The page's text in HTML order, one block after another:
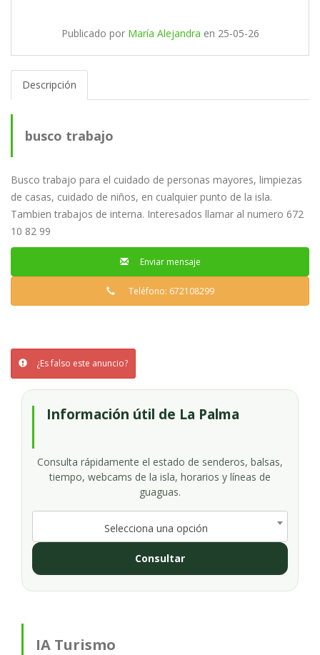
Publicado por María Alejandra en 25-05-26
Descripción
busco trabajo
Busco trabajo para el cuidado de personas mayores, limpiezas
de casas, cuidado de niños, en cualquier punto de la isla.
Tambien trabajos de interna. Interesados llamar al numero 672
10 82 99
Enviar mensaje
Teléfono: 672108299
¿Es falso este anuncio?
Información útil de La Palma
Consulta rápidamente el estado de senderos, balsas,
tiempo, webcams de la isla, horarios y líneas de
guaguas.
Selecciona una opción
Consultar
IA Turismo